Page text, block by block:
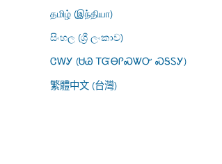
தமிழ் (இந்தியா)
සිංහල (ශ්‍රී ලංකාව)
ᏣᎳᎩ (ᏌᏊ ᎢᏳᎾᎵᏍᏔᏅ ᏍᎦᏚᎩ)
繁體中文 (台灣)